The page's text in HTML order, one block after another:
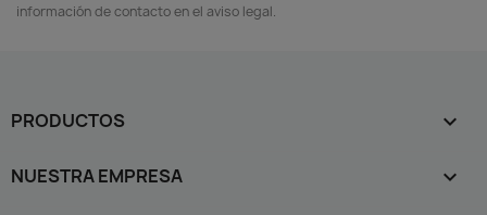
información de contacto en el aviso legal.
PRODUCTOS 
NUESTRA EMPRESA 